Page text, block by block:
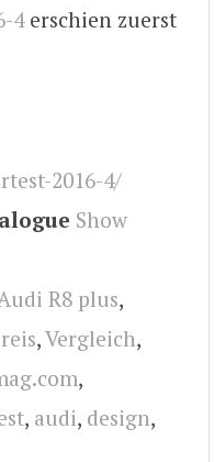
4erschien zuerst
2016-4/
Show
R8 plus,
,Vergleich,
,
, audi, design,